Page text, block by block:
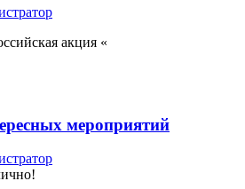
акция «
мероприятий